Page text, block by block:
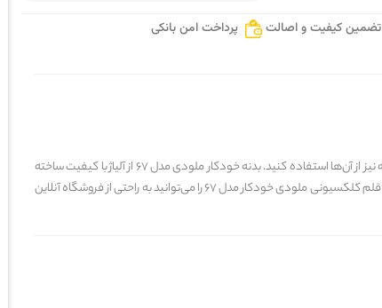
تضمین کیفیت و اصالت پرداخت امن بانکی
قلم‌های ملودی در دسته قلم‌های تزئینی و کلکسیونی یک انتخاب زیبا و اقتصادی است. این قلم‌ها نه تنها برای هدیه مناسب هستند بلکه می‌توانید برای استفاده در امور روزانه نیز از آن‌ها استفاده کنید. بدنه خودکار ملودی مدل 67 از آلیاژ با کیفیت ساخته
شده است و استفاده طولانی مدت از آن خسته‌کننده نیست. مکانیزم باز و بسته شدن خودکار پیچی است، به همین دلیل از عبور هوا خشک شدن جوهر خودکار جلوگیری می‌کند. قلم کلکسیونی ملودی خودکار مدل 67 را می‌توانید به راحتی از فروشگاه آنلاین